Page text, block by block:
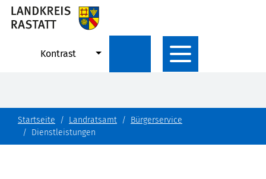
Kontrast
Startseite Landratsamt
Bürgerservice
Dienstleistungen